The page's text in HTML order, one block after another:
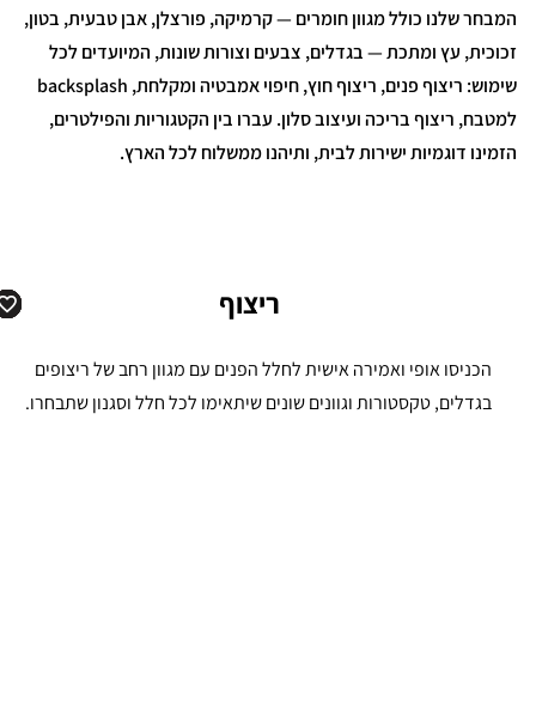
המבחר שלנו כולל מגוון חומרים — קרמיקה, פורצלן, אבן טבעית, בטון,
זכוכית, עץ ומתכת — בגדלים, צבעים וצורות שונות, המיועדים לכל
שימוש: ריצוף פנים, ריצוף חוץ, חיפוי אמבטיה ומקלחת, backsplash
למטבח, ריצוף בריכה ועיצוב סלון. עברו בין הקטגוריות והפילטרים,
הזמינו דוגמיות ישירות לבית, ותיהנו ממשלוח לכל הארץ.
ריצוף
הכניסו אופי ואמירה אישית לחלל הפנים עם מגוון רחב של ריצופים
בגדלים, טקסטורות וגוונים שונים שיתאימו לכל חלל וסגנון שתבחרו.